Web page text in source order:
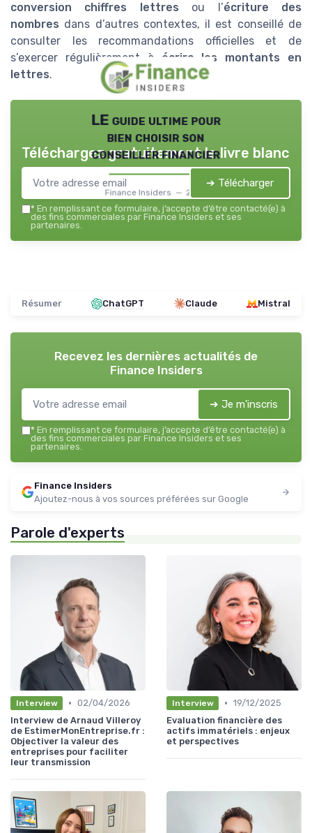
conversion chiffres lettres ou l’écriture des
nombres dans d’autres contextes, il est conseillé de
consulter les recommandations officielles et de
s’exercer régulièrement à écrire les montants en
lettres.
LE guide ultime pour
bien choisir son
conseiller financier
Finance Insiders — 2026
Téléchargez gratuitement le livre blanc
➔ Télécharger
* En remplissant ce formulaire, j’accepte d’être contacté(e) à
des fins commerciales par Finance Insiders et ses
partenaires.
Résumer ChatGPT Claude Mistral
Recevez les dernières actualités de
Finance Insiders
➔ Je m'inscris
* En remplissant ce formulaire, j’accepte d’être contacté(e) à
des fins commerciales par Finance Insiders et ses
partenaires.
Finance Insiders
Ajoutez-nous à vos sources préférées sur Google
Parole d'experts
Interview • 02/04/2026
Interview de Arnaud Villeroy
de EstimerMonEntreprise.fr :
Objectiver la valeur des
entreprises pour faciliter
leur transmission
Interview • 19/12/2025
Evaluation financière des
actifs immatériels : enjeux
et perspectives